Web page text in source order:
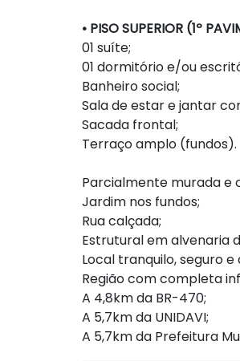
• PISO SUPERIOR (1º
01 suíte;
01 dormitório e/ou
Banheiro social;
Sala de estar e jantar
Sacada frontal;
Terraço amplo (fundos).
Parcialmente murada e
Jardim nos fundos;
Rua calçada;
Estrutural em alvenaria
Local tranquilo, seguro e
Região com completa
A 4,8km da BR-470;
A 5,7km da UNIDAVI;
A 5,7km da Prefeitura